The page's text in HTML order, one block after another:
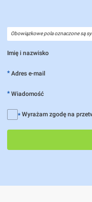
Obowiązkowe pola oznaczone są
Imię i nazwisko
* Adres e-mail
* Wiadomość
* Wyrażam zgodę na